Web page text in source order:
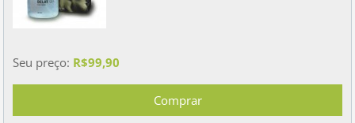
Seu preço: R$99,90